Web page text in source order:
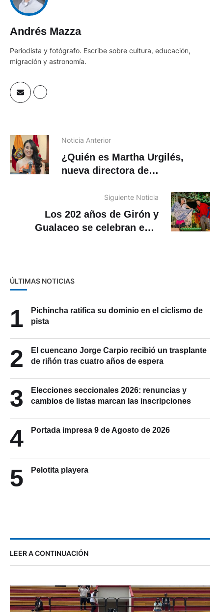
Andrés Mazza
Periodista y fotógrafo. Escribe sobre cultura, educación,
migración y astronomía.
Noticia Anterior
¿Quién es Martha Urgilés,
nueva directora de
Siguiente Noticia
Los 202 años de Girón y
Gualaceo se celebran este
ÚLTIMAS NOTICIAS
1
Pichincha ratifica su dominio en el ciclismo de
pista
2
El cuencano Jorge Carpio recibió un trasplante
de riñón tras cuatro años de espera
3
Elecciones seccionales 2026: renuncias y
cambios de listas marcan las inscripciones
4 Portada impresa 9 de Agosto de 2026
5 Pelotita playera
LEER A CONTINUACIÓN